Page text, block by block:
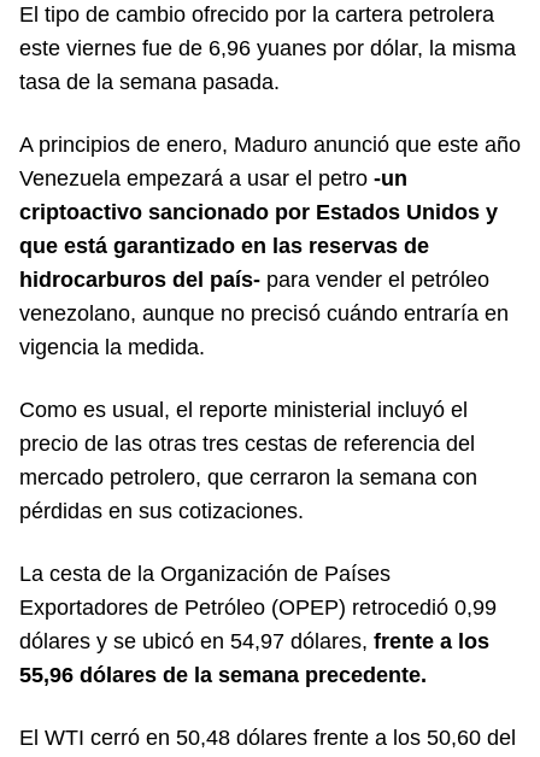
El tipo de cambio ofrecido por la cartera petrolera
este viernes fue de 6,96 yuanes por dólar, la misma
tasa de la semana pasada.
A principios de enero, Maduro anunció que este año
Venezuela empezará a usar el petro -un
criptoactivo sancionado por Estados Unidos y
que está garantizado en las reservas de
hidrocarburos del país- para vender el petróleo
venezolano, aunque no precisó cuándo entraría en
vigencia la medida.
Como es usual, el reporte ministerial incluyó el
precio de las otras tres cestas de referencia del
mercado petrolero, que cerraron la semana con
pérdidas en sus cotizaciones.
La cesta de la Organización de Países
Exportadores de Petróleo (OPEP) retrocedió 0,99
dólares y se ubicó en 54,97 dólares, frente a los
55,96 dólares de la semana precedente.
El WTI cerró en 50,48 dólares frente a los 50,60 del